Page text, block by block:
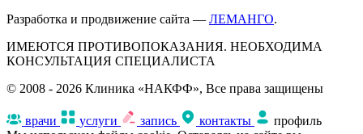
Разработка и продвижение сайта — ЛЕМАНГО.
ИМЕЮТСЯ ПРОТИВОПОКАЗАНИЯ. НЕОБХОДИМА
КОНСУЛЬТАЦИЯ СПЕЦИАЛИСТА
© 2008 - 2026 Клиника «НАКФФ», Все права защищены
врачи услуги запись контакты
профиль